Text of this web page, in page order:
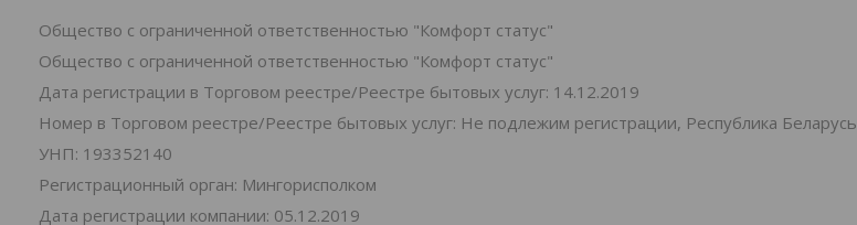
Общество с ограниченной ответственностью "Комфорт статус"
Общество с ограниченной ответственностью "Комфорт статус"
Дата регистрации в Торговом реестре/Реестре бытовых услуг: 14.12.2019
Номер в Торговом реестре/Реестре бытовых услуг: Не подлежим регистрации, Республика Беларусь
УНП: 193352140
Регистрационный орган: Мингорисполком
Дата регистрации компании: 05.12.2019